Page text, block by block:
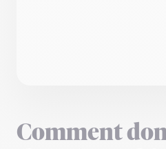
Comment